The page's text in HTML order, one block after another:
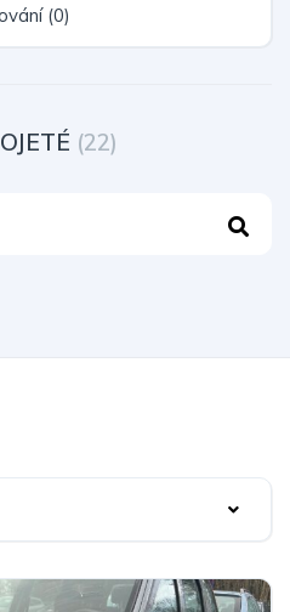
Filtrování (0)
OJETÉ (22)